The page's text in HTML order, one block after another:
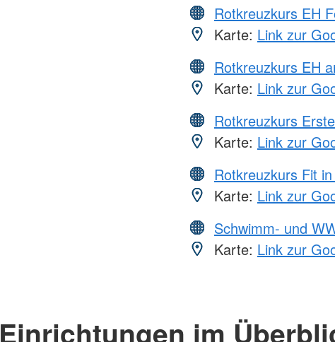
Rotkreuzkurs EH
Karte: Link zur
Rotkreuzkurs EH
Karte: Link zur
Rotkreuzkurs
Karte: Link zur
Rotkreuzkurs Fit
Karte: Link zur
Schwimm- und
Karte: Link zur
Einrichtungen im